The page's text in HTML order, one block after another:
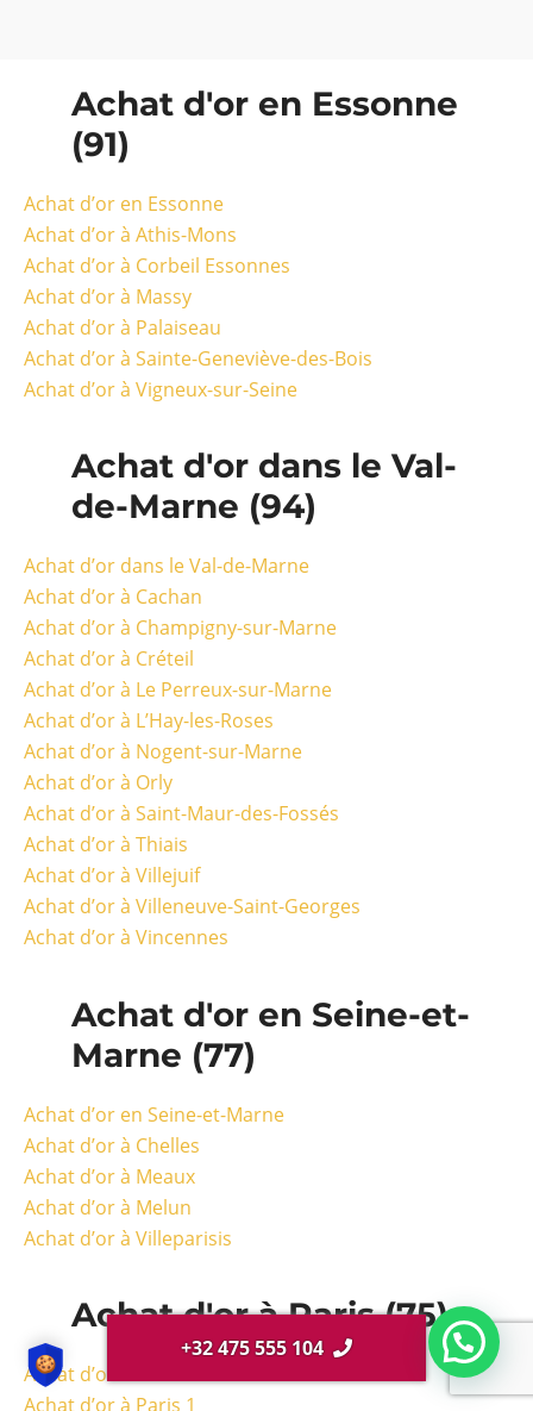
Achat d'or en Essonne
(91)
Achat d’or en Essonne
Achat d’or à Athis-Mons
Achat d’or à Corbeil Essonnes
Achat d’or à Massy
Achat d’or à Palaiseau
Achat d’or à Sainte-Geneviève-des-Bois
Achat d’or à Vigneux-sur-Seine
Achat d'or dans le Val-
de-Marne (94)
Achat d’or dans le Val-de-Marne
Achat d’or à Cachan
Achat d’or à Champigny-sur-Marne
Achat d’or à Créteil
Achat d’or à Le Perreux-sur-Marne
Achat d’or à L’Hay-les-Roses
Achat d’or à Nogent-sur-Marne
Achat d’or à Orly
Achat d’or à Saint-Maur-des-Fossés
Achat d’or à Thiais
Achat d’or à Villejuif
Achat d’or à Villeneuve-Saint-Georges
Achat d’or à Vincennes
Achat d'or en Seine-et-
Marne (77)
Achat d’or en Seine-et-Marne
Achat d’or à Chelles
Achat d’or à Meaux
Achat d’or à Melun
Achat d’or à Villeparisis
Achat d'or à Paris (75)
Achat d’or à Paris
Achat d’or à Paris 1
+32 475 555 104